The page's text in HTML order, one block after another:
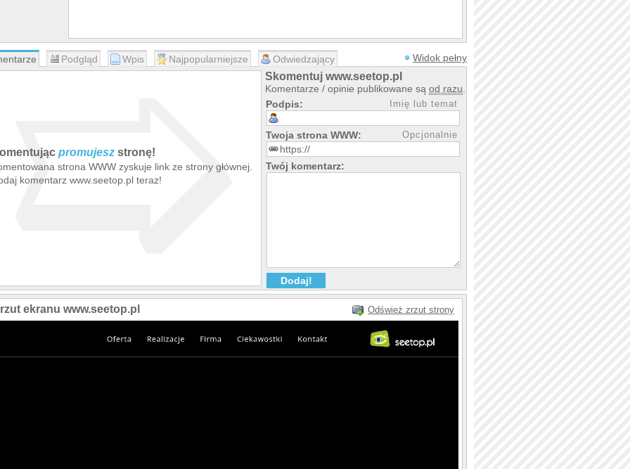
Podgląd Wpis Najpopularniejsze Odwiedzający Widok pełny
promujesz stronę!
strona WWW zyskuje link ze strony głównej.
komentarz www.seetop.pl teraz!
Skomentuj www.seetop.pl
Komentarze / opinie publikowane są od razu
Podpis:
Imię lub temat
Twoja strona WWW: Opcjonalnie
Twój komentarz:
ekranu www.seetop.pl Odśwież zrzut strony